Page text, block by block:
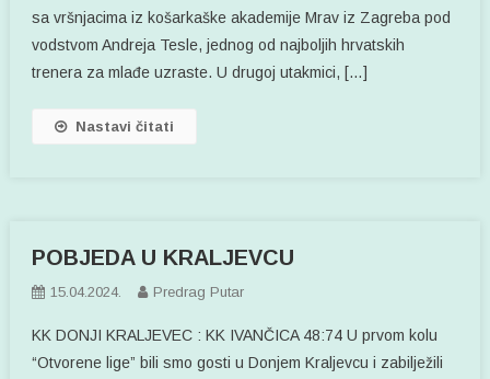
sa vršnjacima iz košarkaške akademije Mrav iz Zagreba pod
vodstvom Andreja Tesle, jednog od najboljih hrvatskih
trenera za mlađe uzraste. U drugoj utakmici, […]
Nastavi čitati
POBJEDA U KRALJEVCU
15.04.2024. Predrag Putar
KK DONJI KRALJEVEC : KK IVANČICA 48:74 U prvom kolu
“Otvorene lige” bili smo gosti u Donjem Kraljevcu i zabilježili